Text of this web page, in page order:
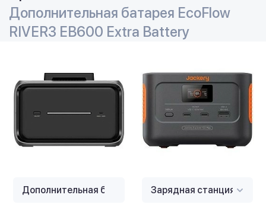
Дополнительная батарея EcoFlow
RIVER3 EB600 Extra Battery